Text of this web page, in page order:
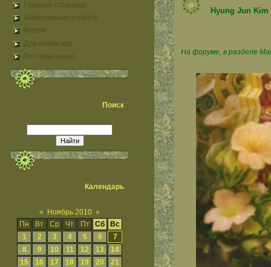
Главная страница
Информация о сайте
Форум
Для online игр
Гостевая книга
Поиск
Календарь
« Ноябрь 2010 »
Пн
Вт Ср Чт Пт Сб
Вс
1
2 3 4 5 6
7
8
9 10 11 12 13
14
15
16 17 18 19 20
21
Hyung Jun
На форуме, в разделе